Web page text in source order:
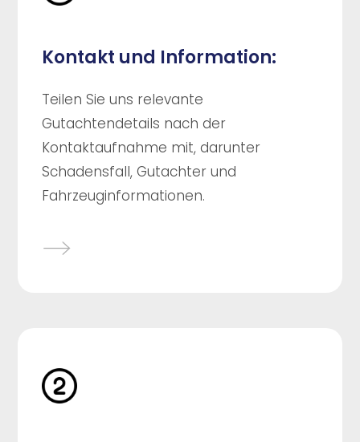
Kontakt und Information:
Teilen Sie uns relevante
Gutachtendetails nach der
Kontaktaufnahme mit, darunter
Schadensfall, Gutachter und
Fahrzeuginformationen.